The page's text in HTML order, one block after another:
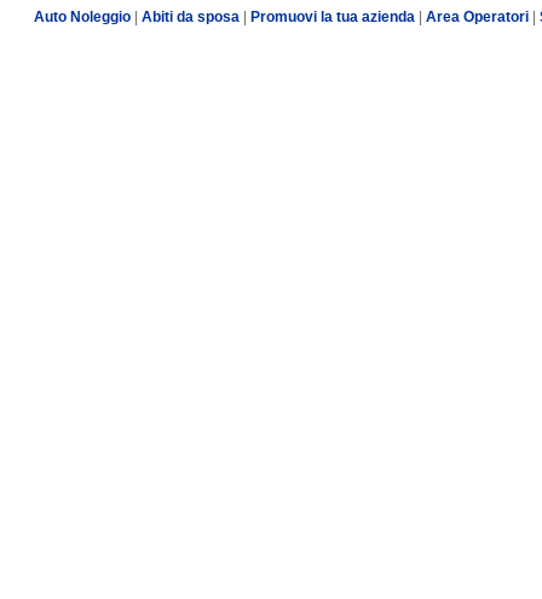
Auto Noleggio Abiti da sposa Promuovi la tua azienda Area Operatori